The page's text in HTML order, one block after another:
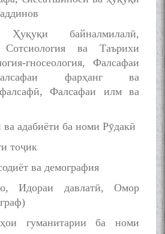
Ҳуқуқи байналмилалӣ,
Сотсиология ва Таърихи
гносеология, Фалсафаи
фарҳанг ва
фалсафӣ, Фалсафаи илм ва
ва адабиёти ба номи Рӯдакӣ
тоҷик
ва демография
Идораи давлатӣ, Омор
гуманитарии ба номи